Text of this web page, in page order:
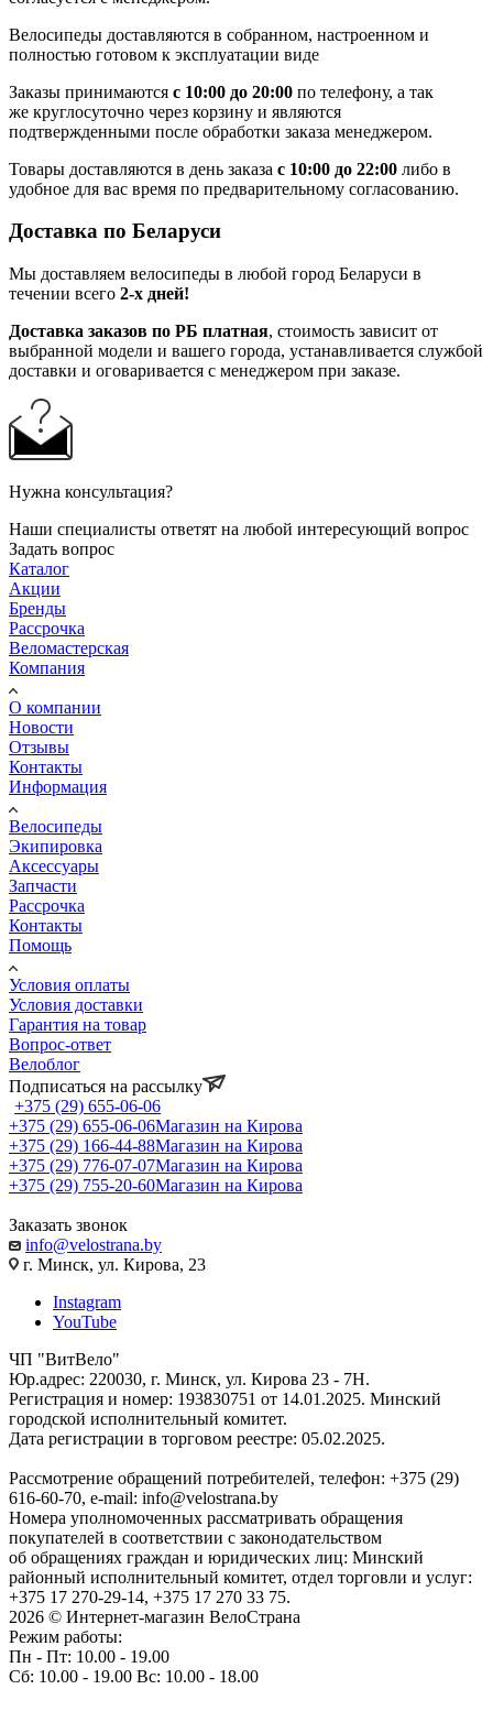
Велосипеды доставляются в собранном, настроенном и
полностью готовом к эксплуатации виде
Заказы принимаются с 10:00 до 20:00 по телефону, а так
же круглосуточно через корзину и являются
подтвержденными после обработки заказа менеджером.
Товары доставляются в день заказа с 10:00 до 22:00 либо в
удобное для вас время по предварительному согласованию.
Доставка по Беларуси
Мы доставляем велосипеды в любой город Беларуси в
течении всего 2-х дней!
Доставка заказов по РБ платная, стоимость зависит от
выбранной модели и вашего города, устанавливается службой
доставки и оговаривается с менеджером при заказе.
Нужна консультация?
Наши специалисты ответят на любой интересующий вопрос
Задать вопрос
Каталог
Акции
Бренды
Рассрочка
Веломастерская
Компания
О компании
Новости
Отзывы
Контакты
Информация
Велосипеды
Экипировка
Аксессуары
Запчасти
Рассрочка
Контакты
Помощь
Условия оплаты
Условия доставки
Гарантия на товар
Вопрос-ответ
Велоблог
Подписаться на рассылку
+375 (29) 655-06-06
+375 (29) 655-06-06Магазин на Кирова
+375 (29) 166-44-88Магазин на Кирова
+375 (29) 776-07-07Магазин на Кирова
+375 (29) 755-20-60Магазин на Кирова
Заказать звонок
info@velostrana.by
г. Минск, ул. Кирова, 23
Instagram
YouTube
ЧП "ВитВело"
Юр.адрес: 220030, г. Минск, ул. Кирова 23 - 7Н.
Регистрация и номер: 193830751 от 14.01.2025. Минский
городской исполнительный комитет.
Дата регистрации в торговом реестре: 05.02.2025.
Рассмотрение обращений потребителей, телефон: +375 (29)
616-60-70, e-mail: info@velostrana.by
Номера уполномоченных рассматривать обращения
покупателей в соответствии с законодательством
об обращениях граждан и юридических лиц: Минский
районный исполнительный комитет, отдел торговли и услуг:
+375 17 270-29-14, +375 17 270 33 75.
2026 © Интернет-магазин ВелоСтрана
Режим работы:
Пн - Пт: 10.00 - 19.00
Сб: 10.00 - 19.00 Вс: 10.00 - 18.00